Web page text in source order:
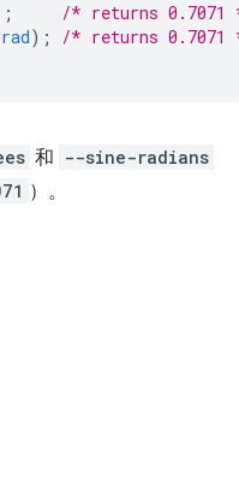
/* returns 0.7071
rad);
/* returns 0.7071
和 --sine-radians
）。